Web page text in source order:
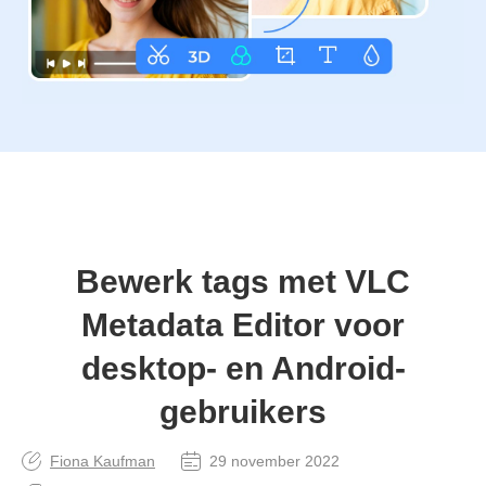
Bewerk tags met VLC
Metadata Editor voor
desktop- en Android-
gebruikers
Fiona Kaufman
29 november 2022